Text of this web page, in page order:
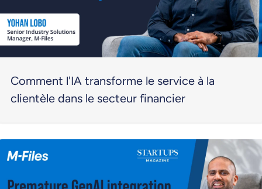
Comment l'IA transforme le service à la
clientèle dans le secteur financier